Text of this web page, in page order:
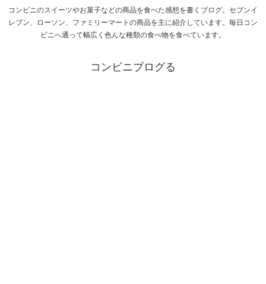
コンビニのスイーツやお菓子などの商品を食べた感想を書くブログ。セブンイ
レブン、ローソン、ファミリーマートの商品を主に紹介しています。毎日コン
ビニへ通って幅広く色んな種類の食べ物を食べています。
コンビニブログる